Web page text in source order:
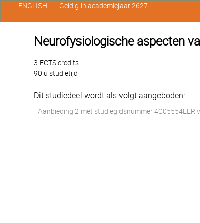
Neurofysiologische aspecten
3 ECTS credits
90 u studietijd
Dit studiedeel wordt als volgt aangeboden:
Aanbieding 2 met studiegidsnummer 4005554EER
ENGLISH Geldig in academiejaar 2627